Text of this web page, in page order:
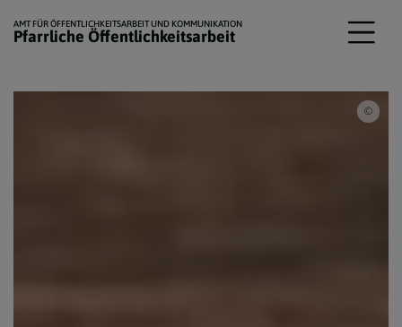
AMT FÜR ÖFFENTLICHKEITSARBEIT UND KOMMUNIKATION
Pfarrliche Öffentlichkeitsarbeit